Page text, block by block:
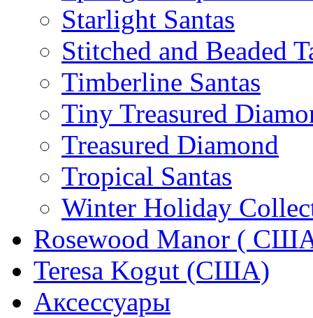
Starlight Santas
Stitched and Beaded
Timberline Santas
Tiny Treasured
Treasured Diamond
Tropical Santas
Winter Holiday
Rosewood Manor (
Teresa Kogut (США)
Аксессуары